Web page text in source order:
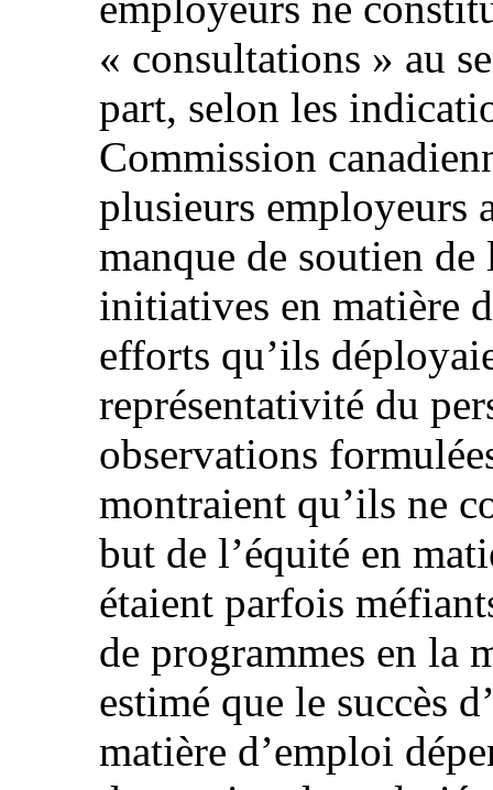
« consultations » au
part, selon les
Commission
plusieurs employeurs
manque de soutien
initiatives en matière
efforts qu’ils
représentativité du
observations
montraient qu’ils ne
but de l’équité en
étaient parfois
de programmes en la
estimé que le succès
matière d’emploi